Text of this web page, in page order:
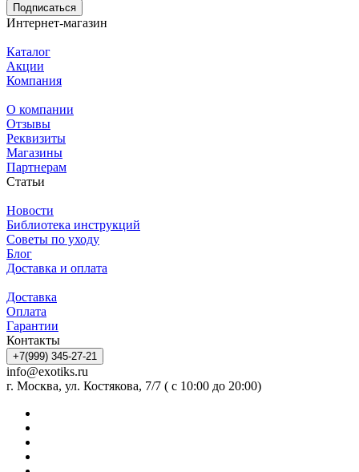
Подписаться
Интернет-магазин
Каталог
Акции
Компания
О компании
Отзывы
Реквизиты
Магазины
Партнерам
Статьи
Новости
Библиотека инструкций
Советы по уходу
Блог
Доставка и оплата
Доставка
Оплата
Гарантии
Контакты
+7(999) 345-27-21
info@exotiks.ru
г. Москва, ул. Костякова, 7/7 ( с 10:00 до 20:00)